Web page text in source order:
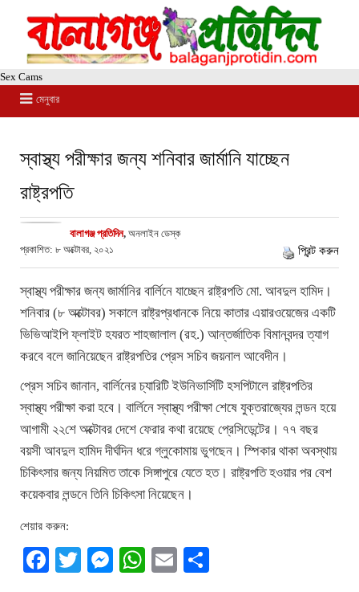
Sex Cams
মেনুবার
স্বাস্থ্য পরীক্ষার জন্য শনিবার জার্মানি যাচ্ছেন
রাষ্ট্রপতি
বালাগঞ্জ প্রতিদিন, অনলাইন ডেস্ক
প্রকাশিত: ৮ অক্টোবর, ২০২১
প্রিন্ট করুন
স্বাস্থ্য পরীক্ষার জন্য জার্মানির বার্লিনে যাচ্ছেন রাষ্ট্রপতি মো. আবদুল হামিদ।
শনিবার (৮ অক্টোবর) সকালে রাষ্ট্রপ্রধানকে নিয়ে কাতার এয়ারওয়েজের একটি
ভিভিআইপি ফ্লাইট হযরত শাহজালাল (রহ.) আন্তর্জাতিক বিমানবন্দর ত্যাগ
করবে বলে জানিয়েছেন রাষ্ট্রপতির প্রেস সচিব জয়নাল আবেদীন।
প্রেস সচিব জানান, বার্লিনের চ্যারিটি ইউনিভার্সিটি হসপিটালে রাষ্ট্রপতির
স্বাস্থ্য পরীক্ষা করা হবে। বার্লিনে স্বাস্থ্য পরীক্ষা শেষে যুক্তরাজ্যের লন্ডন হয়ে
আগামী ২২শে অক্টোবর দেশে ফেরার কথা রয়েছে প্রেসিডেন্টের। ৭৭ বছর
বয়সী আবদুল হামিদ দীর্ঘদিন ধরে গ্লুকোমায় ভুগছেন। স্পিকার থাকা অবস্থায়
চিকিৎসার জন্য নিয়মিত তাকে সিঙ্গাপুরে যেতে হত। রাষ্ট্রপতি হওয়ার পর বেশ
কয়েকবার লন্ডনে তিনি চিকিৎসা নিয়েছেন।
শেয়ার করুন:
Facebook
TwitterMessenger
WhatsApp
Email